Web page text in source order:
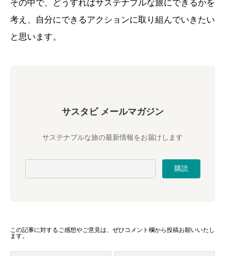
その中で、どうすればサステナブルな旅にできるかを
考え、自分にできるアクションに取り組んでいきたい
と思います。
サスタビ メールマガジン
サステナブルな旅の最新情報をお届けします
この記事に対するご感想やご意見は、ぜひコメント欄から投稿お願いいたし
ます。